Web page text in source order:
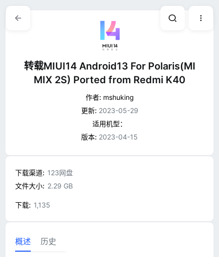
转载MIUI14 Android13 For Polaris(MI
MIX 2S) Ported from Redmi K40
作者: mshuking
更新: 2023-05-29
适用机型：
版本: 2023-04-15
下载渠道
123网盘
文件大小
2.29 GB
下载 1,135
概述 历史